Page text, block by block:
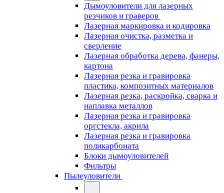
Дымоуловители для лазерных
резчиков и граверов
Лазерная маркировка и кодировка
Лазерная очистка, разметка и
сверление
Лазерная обработка дерева, фанеры,
картона
Лазерная резка и гравировка
пластика, композитных материалов
Лазерная резка, раскройка, сварка и
наплавка металлов
Лазерная резка и гравировка
оргстекла, акрила
Лазерная резка и гравировка
поликарбоната
Блоки дымоуловителей
Фильтры
Пылеуловители